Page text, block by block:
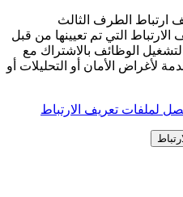
ارتباط الطرف الثالث
التي تم تعيينها من قبل
الوظائف بالاشتراك مع
لأغراض الأمان أو التحليلات أو
لملفات تعريف الارتباط